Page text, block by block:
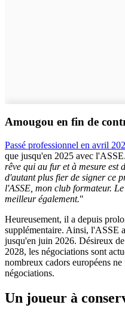
Amougou en fin de
Passé professionnel en avril
que jusqu'en 2025 avec
rêve qui au fur et à mesure est
d'autant plus fier de signer ce
l'ASSE, mon club formateur.
meilleur également."
Heureusement, il a depuis
supplémentaire. Ainsi, l'ASSE
jusqu'en juin 2026. Désireux
2028, les négociations sont
nombreux cadors européens
négociations.
Un joueur à